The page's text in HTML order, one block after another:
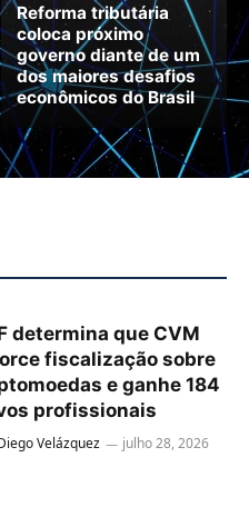
Reforma tributária
coloca próximo
governo diante de um
dos maiores desafios
econômicos do Brasil
determina que CVM
fiscalização sobre
e ganhe 184
profissionais
Velázquez julho 28, 2026